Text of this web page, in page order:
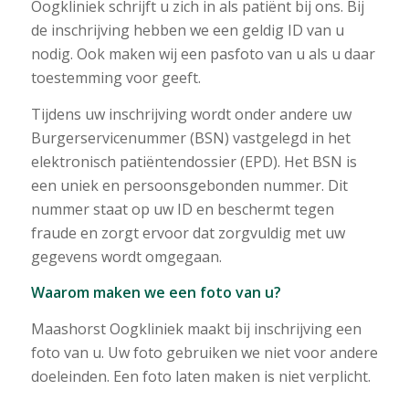
Oogkliniek schrijft u zich in als patiënt bij ons. Bij
de inschrijving hebben we een geldig ID van u
nodig. Ook maken wij een pasfoto van u als u daar
toestemming voor geeft.
Tijdens uw inschrijving wordt onder andere uw
Burgerservicenummer (BSN) vastgelegd in het
elektronisch patiëntendossier (EPD). Het BSN is
een uniek en persoonsgebonden nummer. Dit
nummer staat op uw ID en beschermt tegen
fraude en zorgt ervoor dat zorgvuldig met uw
gegevens wordt omgegaan.
Waarom maken we een foto van u?
Maashorst Oogkliniek maakt bij inschrijving een
foto van u. Uw foto gebruiken we niet voor andere
doeleinden. Een foto laten maken is niet verplicht.